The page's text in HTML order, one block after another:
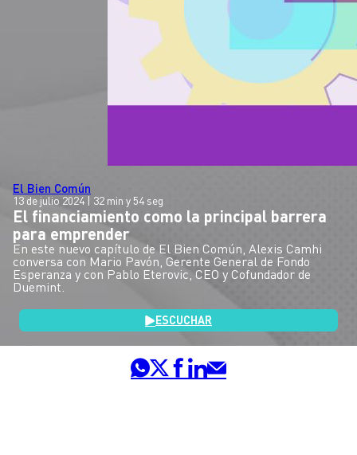
El Bien Común
13 de julio 2024 | 32 min y 54 seg
El financiamiento como la principal barrera
para emprender
En este nuevo capítulo de El Bien Común, Alexis Camhi
conversa con Mario Pavón, Gerente General de Fondo
Esperanza y con Pablo Eterovic, CEO y Cofundador de
Duemint.
ESCUCHAR